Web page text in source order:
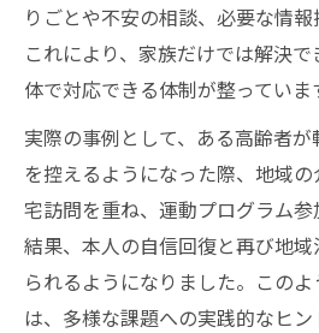
りごとや不安の相談、必要な情報
これにより、家族だけでは解決
体で対応できる体制が整っていま
実際の事例として、ある高齢者
を控えるようになった際、地域
宅訪問を重ね、運動プログラム
結果、本人の自信回復と再び地
られるようになりました。この
は、多様な課題への実践的なヒン